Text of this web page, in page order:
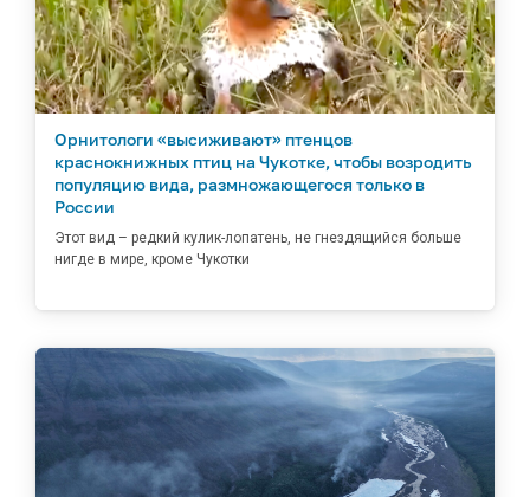
Орнитологи «высиживают» птенцов
краснокнижных птиц на Чукотке, чтобы возродить
популяцию вида, размножающегося только в
России
Этот вид – редкий кулик-лопатень, не гнездящийся больше
нигде в мире, кроме Чукотки